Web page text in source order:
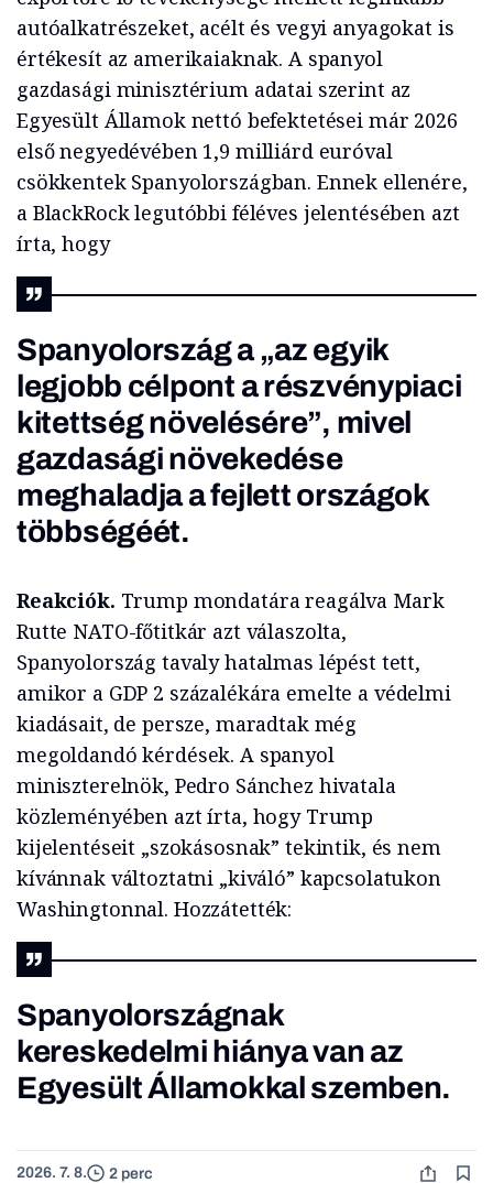
autóalkatrészeket, acélt és vegyi anyagokat is
értékesít az amerikaiaknak. A spanyol
gazdasági minisztérium adatai szerint az
Egyesült Államok nettó befektetései már 2026
első negyedévében 1,9 milliárd euróval
csökkentek Spanyolországban. Ennek ellenére,
a BlackRock legutóbbi féléves jelentésében azt
írta, hogy
Spanyolország a „az egyik
legjobb célpont a részvénypiaci
kitettség növelésére”, mivel
gazdasági növekedése
meghaladja a fejlett országok
többségéét.
Reakciók. Trump mondatára reagálva Mark
Rutte NATO-főtitkár azt válaszolta,
Spanyolország tavaly hatalmas lépést tett,
amikor a GDP 2 százalékára emelte a védelmi
kiadásait, de persze, maradtak még
megoldandó kérdések. A spanyol
miniszterelnök, Pedro Sánchez hivatala
közleményében azt írta, hogy Trump
kijelentéseit „szokásosnak” tekintik, és nem
kívánnak változtatni „kiváló” kapcsolatukon
Washingtonnal. Hozzátették:
Spanyolországnak
kereskedelmi hiánya van az
Egyesült Államokkal szemben.
2026. 7. 8. 2 perc